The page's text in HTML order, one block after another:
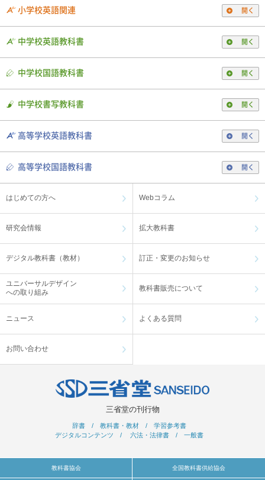
小学校英語関連 開く
中学校英語教科書 開く
中学校国語教科書 開く
中学校書写教科書 開く
高等学校英語教科書 開く
高等学校国語教科書 開く
はじめての方へ Webコラム
研究会情報 拡大教科書
デジタル教科書（教材） 訂正・変更のお知らせ
ユニバーサルデザイン
への取り組み
教科書販売について
ニュース よくある質問
お問い合わせ
三省堂の刊行物
辞書 / 教科書・教材 / 学習参考書
デジタルコンテンツ / 六法・法律書 / 一般書
教科書協会 全国教科書供給協会